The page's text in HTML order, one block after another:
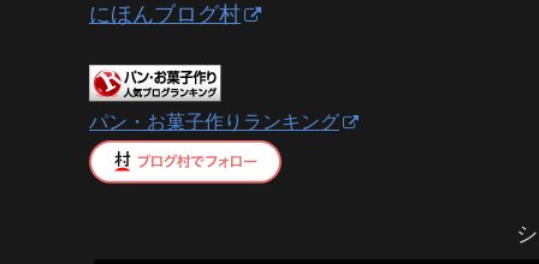
にほんブログ村
パン・お菓子作りランキング